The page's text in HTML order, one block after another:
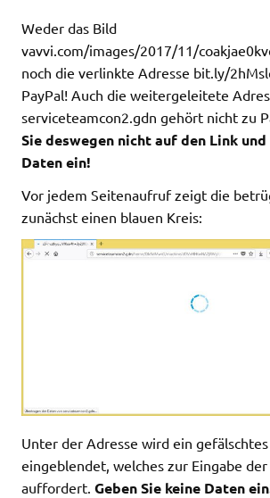
Weder das Bild
vavvi.com/images/2017/11/
noch die verlinkte Adresse bit.ly/
PayPal! Auch die weitergeleitete
serviceteamcon2.gdn gehört nicht zu
Sie deswegen nicht auf den Link
Daten ein!
Vor jedem Seitenaufruf zeigt die
zunächst einen blauen Kreis:
Unter der Adresse wird ein
eingeblendet, welches zur Eingabe
auffordert. Geben Sie keine Daten